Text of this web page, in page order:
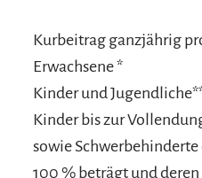
Kurbeitrag ganzjährig
Erwachsene *
Kinder und
Kinder bis zur
sowie Schwerbehinderte
100 % beträgt und